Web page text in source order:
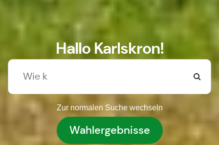
Hallo Karlskron!
Zur normalen Suche wechseln
Wahlergebnisse